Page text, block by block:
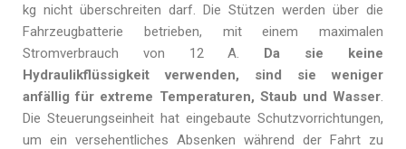
kg nicht überschreiten darf. Die Stützen werden über die
Fahrzeugbatterie betrieben, mit einem maximalen
Stromverbrauch von 12 A. Da sie keine
Hydraulikflüssigkeit verwenden, sind sie weniger
anfällig für extreme Temperaturen, Staub und Wasser.
Die Steuerungseinheit hat eingebaute Schutzvorrichtungen,
um ein versehentliches Absenken während der Fahrt zu